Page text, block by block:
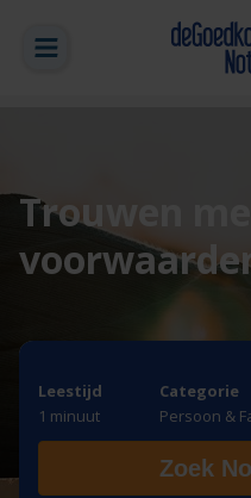
Trouwen
Leestijd
1 minuut
Categorie
Persoon &
Zoek